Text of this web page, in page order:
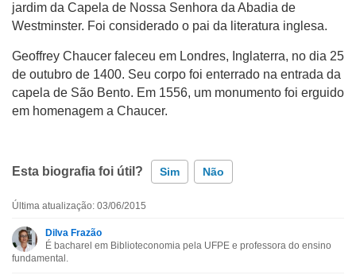
jardim da Capela de Nossa Senhora da Abadia de
Westminster. Foi considerado o pai da literatura inglesa.
Geoffrey Chaucer faleceu em Londres, Inglaterra, no dia 25
de outubro de 1400. Seu corpo foi enterrado na entrada da
capela de São Bento. Em 1556, um monumento foi erguido
em homenagem a Chaucer.
Esta biografia foi útil? Sim Não
Esta biografia não tem a informação que procuro
Última atualização: 03/06/2015
Dilva Frazão
É bacharel em Biblioteconomia pela UFPE e professora do ensino
fundamental.